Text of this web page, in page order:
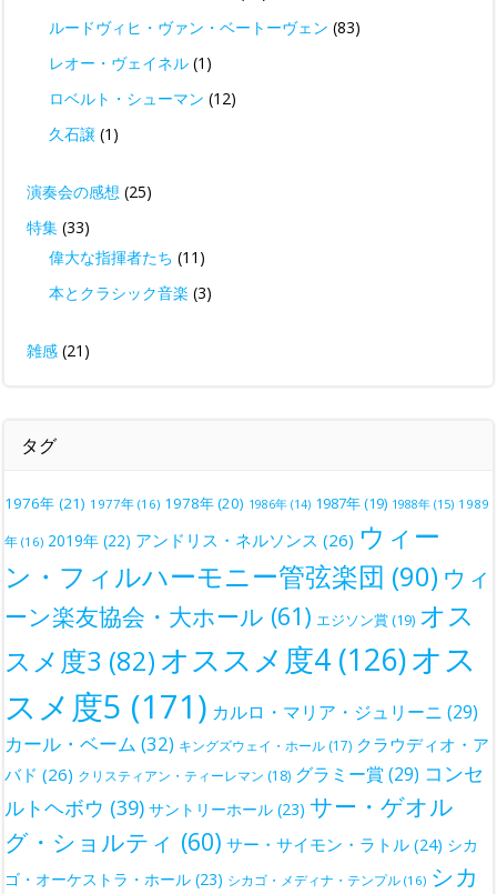
ルードヴィヒ・ヴァン・ベートーヴェン (83)
レオー・ヴェイネル (1)
ロベルト・シューマン (12)
久石譲 (1)
演奏会の感想 (25)
特集 (33)
偉大な指揮者たち (11)
本とクラシック音楽 (3)
雑感 (21)
タグ
1976年 (21) 1977年 (16) 1978年(20) 1986年 (14) 1987年(19) 1988年 (15) 1989
年 (16) 2019年 (22) アンドリス・ネルソンス (26) ウィー
ン・フィルハーモニー管弦楽団 (90) ウィ
ーン楽友協会・大ホール (61) エジソン賞(19) オス
スメ度3 (82) オススメ度4 (126)オス
スメ度5 (171) カルロ・マリア・ジュリーニ (29)
カール・ベーム (32) キングズウェイ・ホール (17) クラウディオ・ア
バド (26) クリスティアン・ティーレマン (18) グラミー賞 (29) コンセ
ルトヘボウ (39) サントリーホール (23) サー・ゲオル
グ・ショルティ (60) サー・サイモン・ラトル (24) シカ
ゴ・オーケストラ・ホール (23) シカゴ・メディナ・テンプル (16) シカ